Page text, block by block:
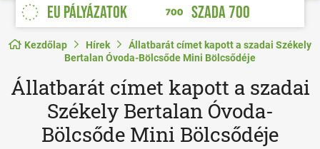
EU PÁLYÁZATOK
SZADA 700
Kezdőlap Hírek
Állatbarát címet kapott a szadai Székely
Bertalan Óvoda-Bölcsőde Mini Bölcsődéje
Állatbarát címet kapott a szadai
Székely Bertalan Óvoda-
Bölcsőde Mini Bölcsődéje